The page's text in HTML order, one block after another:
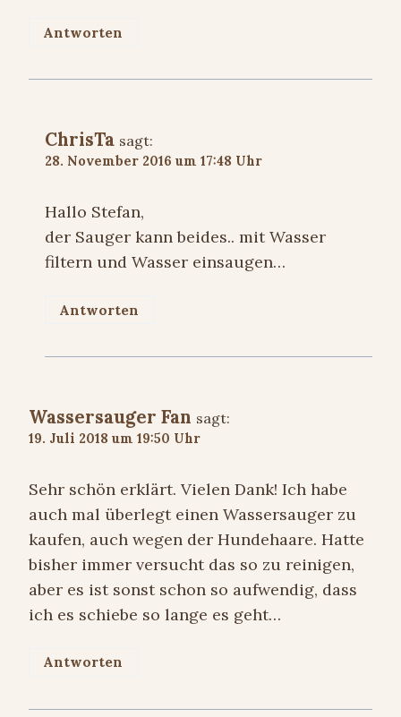
Antworten
ChrisTa sagt:
28. November 2016 um 17:48 Uhr
Hallo Stefan,
der Sauger kann beides.. mit Wasser
filtern und Wasser einsaugen…
Antworten
Wassersauger Fan sagt:
19. Juli 2018 um 19:50 Uhr
Sehr schön erklärt. Vielen Dank! Ich habe
auch mal überlegt einen Wassersauger zu
kaufen, auch wegen der Hundehaare. Hatte
bisher immer versucht das so zu reinigen,
aber es ist sonst schon so aufwendig, dass
ich es schiebe so lange es geht…
Antworten